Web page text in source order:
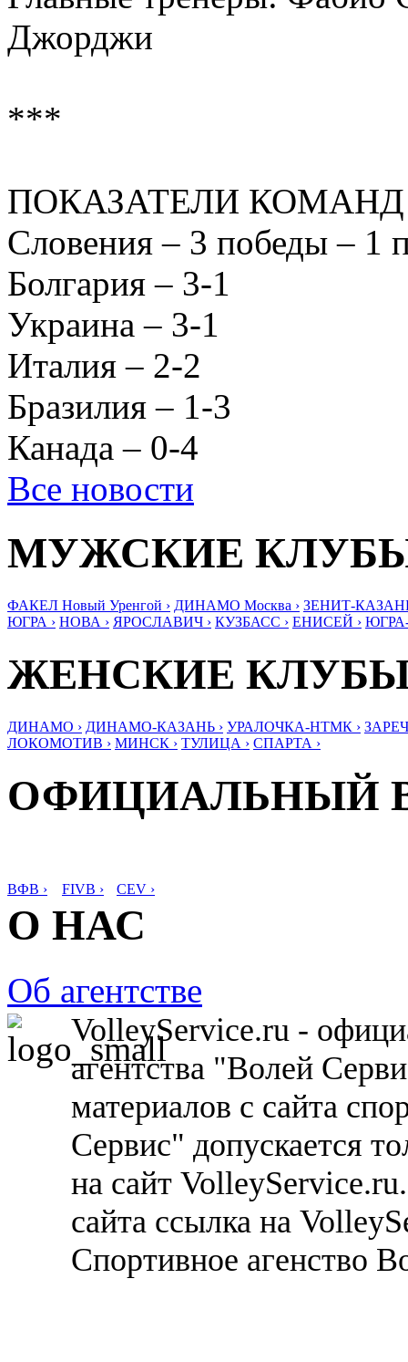
Джорджи
***
ПОКАЗАТЕЛИ
Словения – 3 победы – 1
Болгария – 3-1
Украина – 3-1
Италия – 2-2
Бразилия – 1-3
Канада – 0-4
Все новости
МУЖСКИЕ
ФАКЕЛ Новый Уренгой › ДИНАМО Москва › ЗЕНИТ-
ЮГРА › НОВА › ЯРОСЛАВИЧ › КУЗБАСС › ЕНИСЕЙ ›
ЖЕНСКИЕ
ДИНАМО › ДИНАМО-КАЗАНЬ › УРАЛОЧКА-НТМК ›
ЛОКОМОТИВ › МИНСК › ТУЛИЦА › СПАРТА ›
ОФИЦИАЛЬНЫЙ
ВФВ › FIVB › CEV ›
О НАС
Об агентстве
VolleyService.ru -
агентства "Волей
материалов с сайта
Сервис" допускается
на сайт
сайта ссылка на
Спортивное агенство